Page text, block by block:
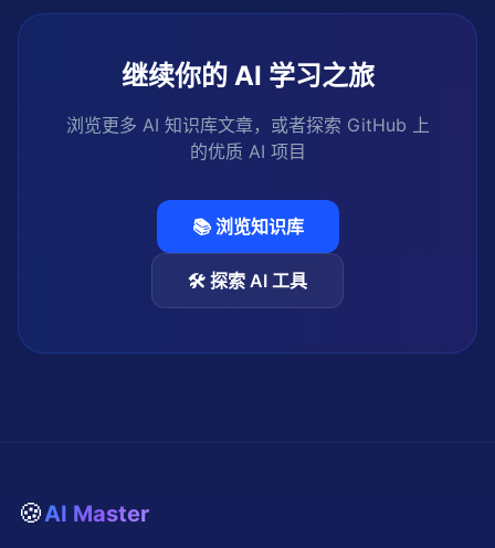
片化知识检索。Google Cloud Knowledge Catalog 已原生
向「标准化互操作」。本文系统解析 OKF 的设计哲学、技术
规范、与 AGENTS.md/MCP 的生态定位，以及对 AI Agent
继续你的 AI 学习之旅
浏览更多 AI 知识库文章，或者探索 GitHub 上
的优质 AI 项目
📚 浏览知识库
🛠️ 探索 AI 工具
🍪AI Master